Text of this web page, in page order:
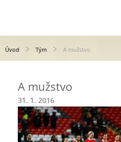
Úvod Tým A mužstvo
A mužstvo
31. 1. 2016